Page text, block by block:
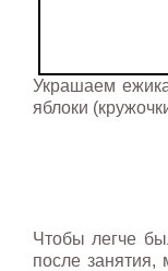
Украшаем
яблоки
Чтобы легче
после занятия,